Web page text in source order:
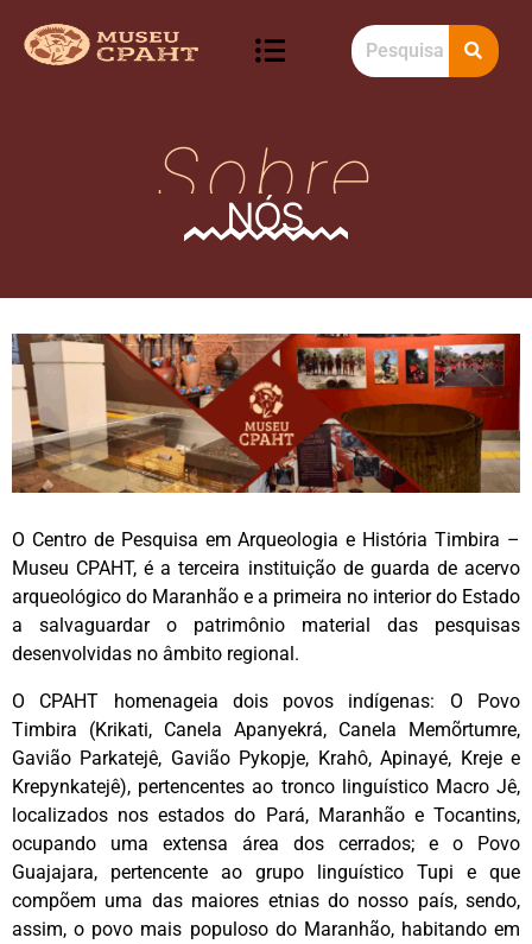
Sobre
NÓS
O Centro de Pesquisa em Arqueologia e História Timbira –
Museu CPAHT, é a terceira instituição de guarda de acervo
arqueológico do Maranhão e a primeira no interior do Estado
a salvaguardar o patrimônio material das pesquisas
desenvolvidas no âmbito regional.
O CPAHT homenageia dois povos indígenas: O Povo
Timbira (Krikati, Canela Apanyekrá, Canela Memõrtumre,
Gavião Parkatejê, Gavião Pykopje, Krahô, Apinayé, Kreje e
Krepynkatejê), pertencentes ao tronco linguístico Macro Jê,
localizados nos estados do Pará, Maranhão e Tocantins,
ocupando uma extensa área dos cerrados; e o Povo
Guajajara, pertencente ao grupo linguístico Tupi e que
compõem uma das maiores etnias do nosso país, sendo,
assim, o povo mais populoso do Maranhão, habitando em